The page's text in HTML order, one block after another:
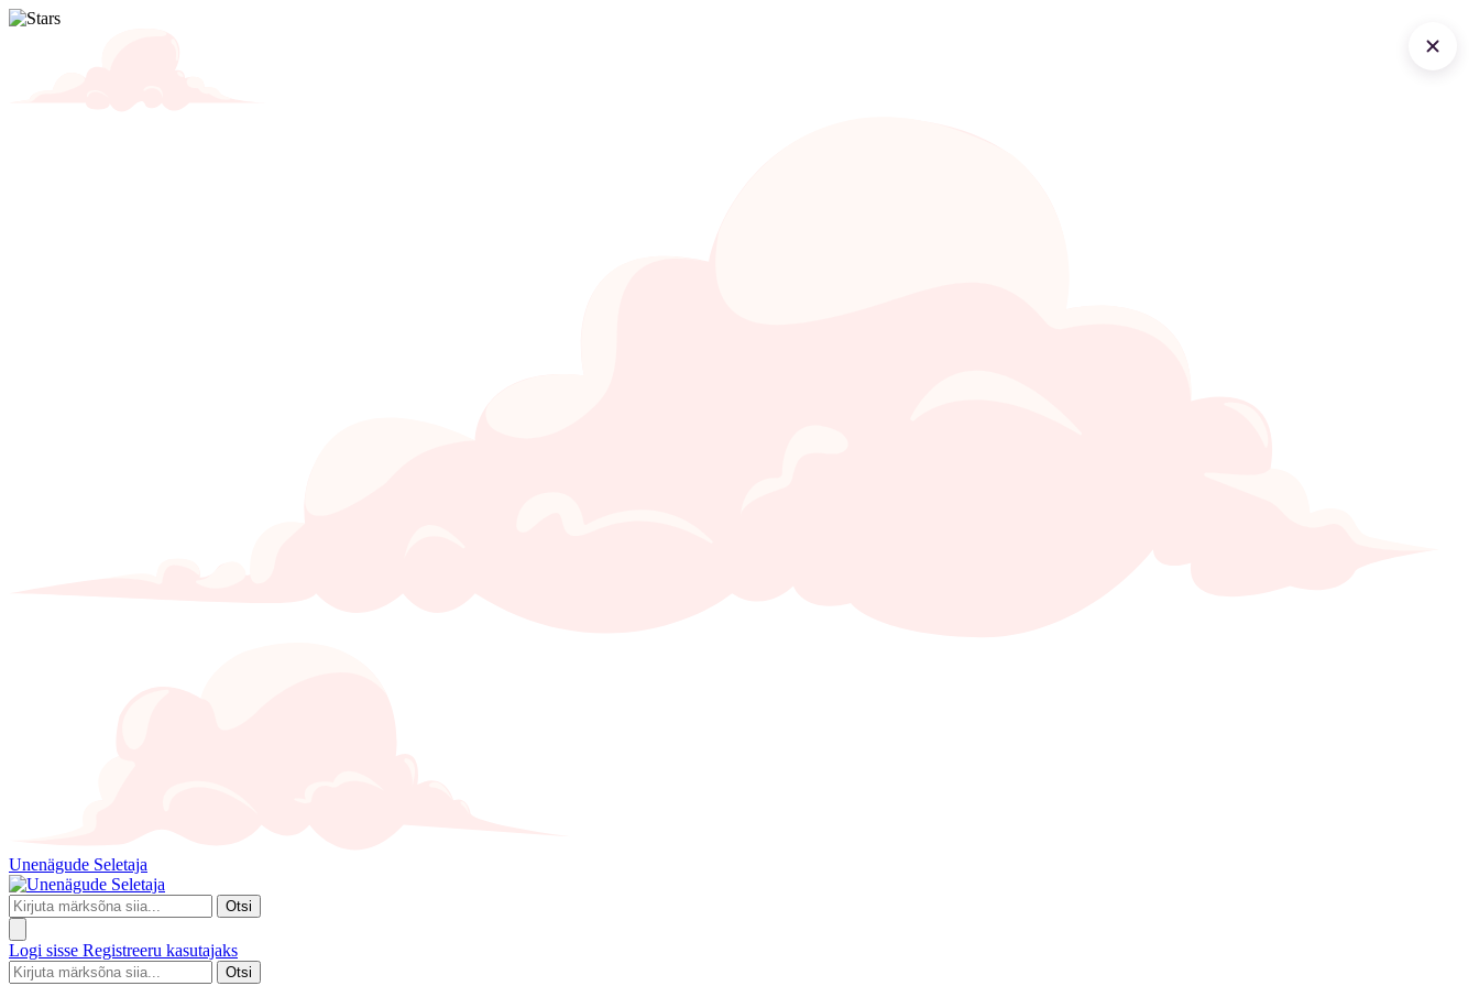
Unenägude Seletaja
Otsi
Logi sisse Registreeru kasutajaks
Otsi